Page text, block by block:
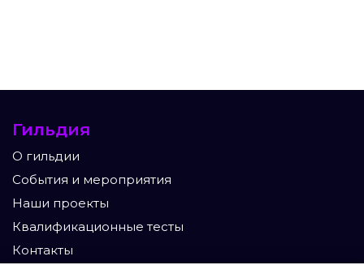
Гильдия
О гильдии
События и мероприятия
Наши проекты
Квалификационные тесты
Контакты